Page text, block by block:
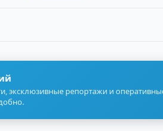
эксклюзивные репортажи и